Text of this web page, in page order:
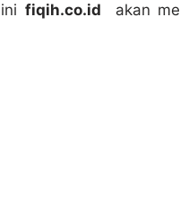
fiqih.co.id
akan